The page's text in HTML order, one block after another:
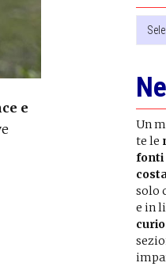
e
news
Un
te le
fonti
solo
e in